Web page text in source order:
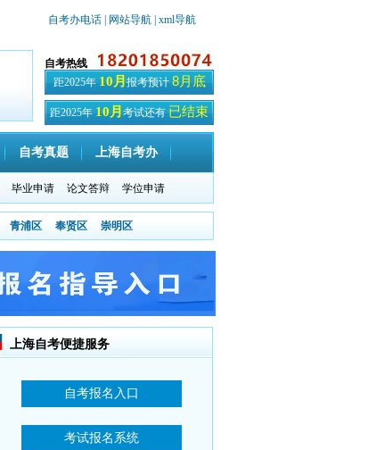
自考办电话 | 网站导航 | xml导航
自考热线
距2025年 10月 报考预计 8月底
距2025年 10月 考试还有 已结束
天
自考真题 上海自考办
毕业申请 论文答辩 学位申请
青浦区 奉贤区 崇明区
上海自考便捷服务